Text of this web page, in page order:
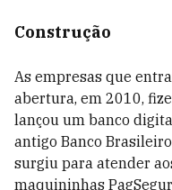
Construção
As empresas que
abertura, em 2010,
lançou um banco
antigo Banco
surgiu para atender
maquininhas